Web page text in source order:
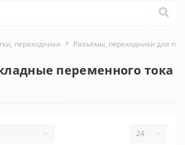
переходники Разъёмы, переходники для
переменного тока